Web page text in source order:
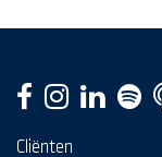
Cliënten